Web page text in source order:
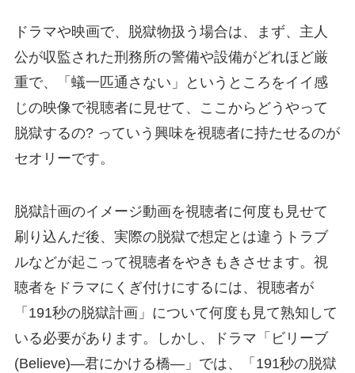
ドラマや映画で、脱獄物扱う場合は、まず、主人
公が収監された刑務所の警備や設備がどれほど厳
重で、「蟻一匹通さない」というところをイイ感
じの映像で視聴者に見せて、ここからどうやって
脱獄するの? っていう興味を視聴者に持たせるのが
セオリーです。
脱獄計画のイメージ動画を視聴者に何度も見せて
刷り込んだ後、実際の脱獄で想定とは違うトラブ
ルなどが起こって視聴者をやきもきさせます。視
聴者をドラマにくぎ付けにするには、視聴者が
「191秒の脱獄計画」について何度も見て熟知して
いる必要があります。しかし、ドラマ「ビリーブ
(Believe)―君にかける橋―」では、「191秒の脱獄